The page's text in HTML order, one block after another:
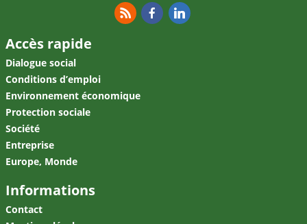
Accès rapide
Dialogue social
Conditions d’emploi
Environnement économique
Protection sociale
Société
Entreprise
Europe, Monde
Informations
Contact